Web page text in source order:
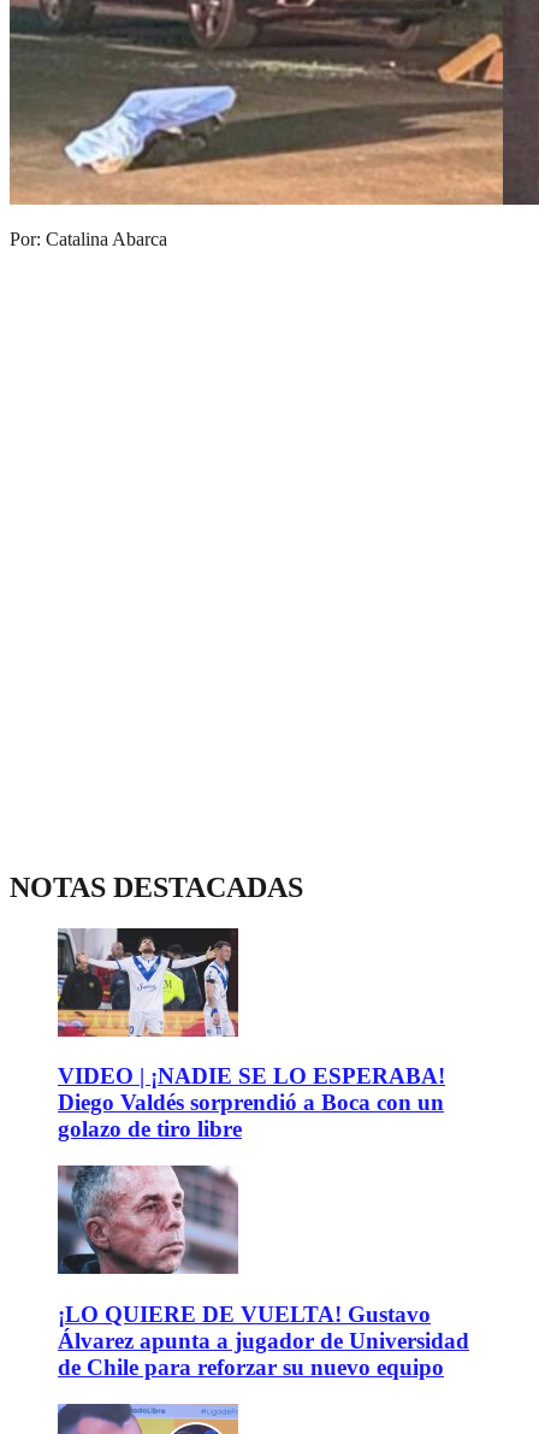
Por: Catalina Abarca
NOTAS DESTACADAS
VIDEO | ¡NADIE SE LO ESPERABA!
Diego Valdés sorprendió a Boca con un
golazo de tiro libre
¡LO QUIERE DE VUELTA! Gustavo
Álvarez apunta a jugador de Universidad
de Chile para reforzar su nuevo equipo